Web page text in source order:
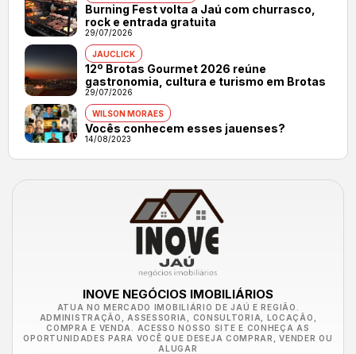
Burning Fest volta a Jaú com churrasco,
rock e entrada gratuita
29/07/2026
JAUCLICK
12º Brotas Gourmet 2026 reúne
gastronomia, cultura e turismo em Brotas
29/07/2026
WILSON MORAES
Vocês conhecem esses jauenses?
14/08/2023
INOVE NEGÓCIOS IMOBILIÁRIOS
ATUA NO MERCADO IMOBILIÁRIO DE JAÚ E REGIÃO.
ADMINISTRAÇÃO, ASSESSORIA, CONSULTORIA, LOCAÇÃO,
COMPRA E VENDA. ACESSO NOSSO SITE E CONHEÇA AS
OPORTUNIDADES PARA VOCÊ QUE DESEJA COMPRAR, VENDER OU
ALUGAR